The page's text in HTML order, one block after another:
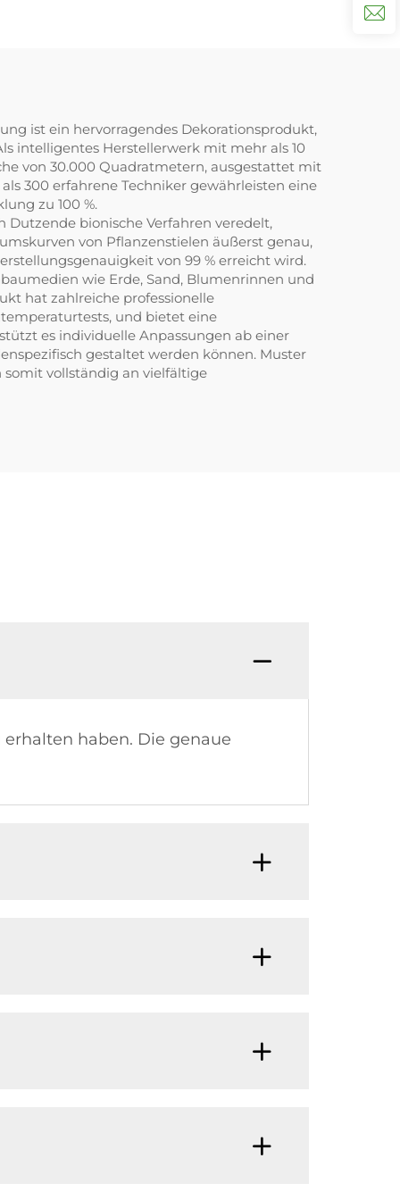
ist ein hervorragendes Dekorationsprodukt,
intelligentes Herstellerwerk mit mehr als 10
von 30.000 Quadratmetern, ausgestattet mit
300 erfahrene Techniker gewährleisten eine
zu 100 %.
bionische Verfahren veredelt,
von Pflanzenstielen äußerst genau,
von 99 % erreicht wird.
wie Erde, Sand, Blumenrinnen und
hat zahlreiche professionelle
und bietet eine
es individuelle Anpassungen ab einer
gestaltet werden können. Muster
somit vollständig an vielfältige
erhalten haben. Die genaue